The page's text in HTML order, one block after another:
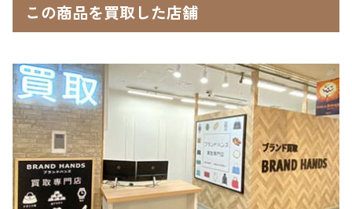
この商品を買取した店舗